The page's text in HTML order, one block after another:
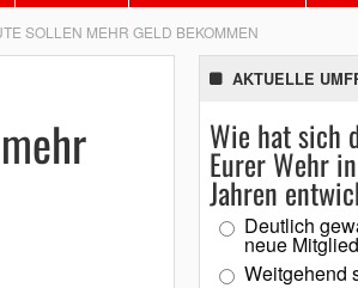
SOLLEN MEHR GELD BEKOMMEN
AKTUELLE
Wie hat sich
Eurer Wehr
Jahren
Deutlich
neue
Weitgehend